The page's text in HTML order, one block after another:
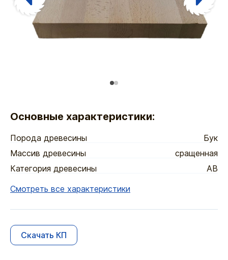
Основные характеристики:
Порода древесины
Бук
Массив древесины
сращенная
Категория древесины
АВ
Смотреть все характеристики
Скачать КП